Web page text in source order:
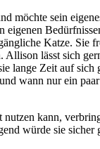
möchte sein
eigenen
Katze. Sie
Allison lässt sich
lange Zeit auf sich
wann nur ein paar
kann,
würde sie sicher